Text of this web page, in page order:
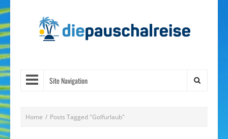
Site Navigation
Home / Posts Tagged "Golfurlaub"